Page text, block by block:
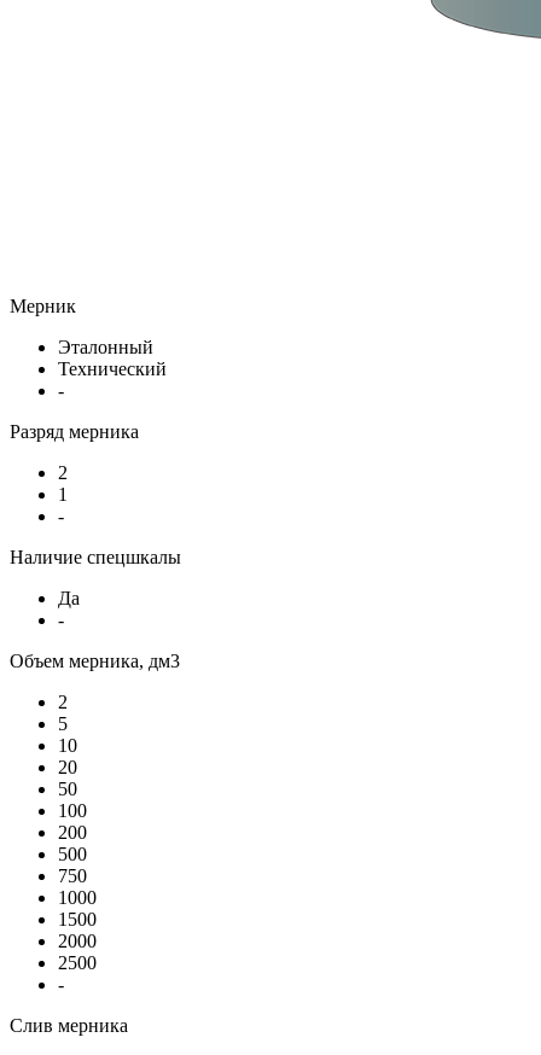
Мерник
Эталонный
Технический
-
Разряд мерника
2
1
-
Наличие спецшкалы
Да
-
Объем мерника, дм3
2
5
10
20
50
100
200
500
750
1000
1500
2000
2500
-
Слив мерника